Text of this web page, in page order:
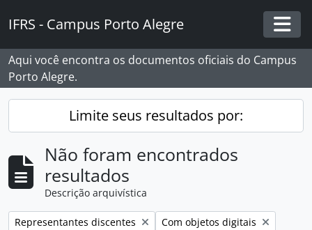
IFRS - Campus Porto Alegre
Aqui você encontra os documentos oficiais do Campus
Porto Alegre.
Limite seus resultados por:
Não foram encontrados
resultados
Descrição arquivística
Remover filtro:
Representantes discentes Remover filtro:
Com objetos digitais